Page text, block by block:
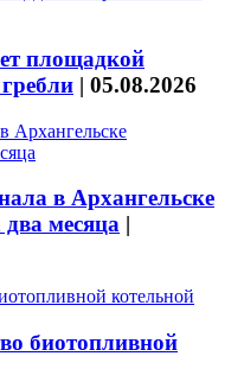
площадкой
| 05.08.2026
в Архангельске
два месяца |
биотопливной